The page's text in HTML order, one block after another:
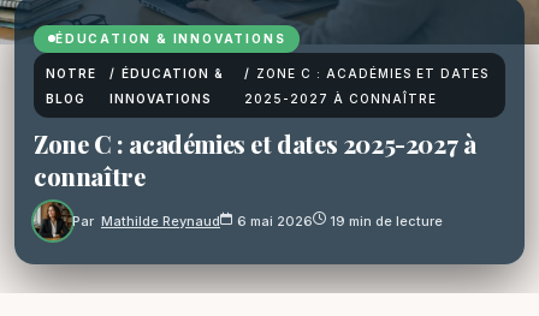
ÉDUCATION & INNOVATIONS
NOTRE
BLOG
/ ÉDUCATION &
INNOVATIONS
/ ZONE C : ACADÉMIES ET DATES
2025-2027 À CONNAÎTRE
Zone C : académies et dates 2025-2027 à
connaître
Par Mathilde Reynaud 6 mai 2026 19 min de lecture